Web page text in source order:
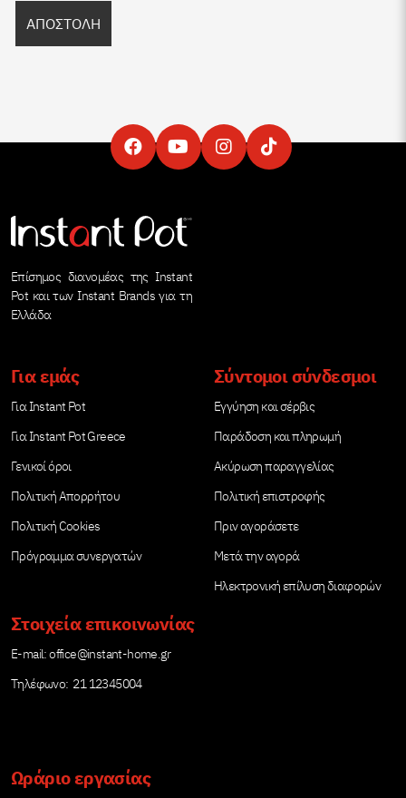
Επίσημος διανομέας της Instant
Pot και των Instant Brands για τη
Ελλάδα
Για εμάς
Για Instant Pot
Για Instant Pot Greece
Γενικοί όροι
Πολιτική Απορρήτου
Πολιτική Cookies
Πρόγραμμα συνεργατών
Σύντομοι σύνδεσμοι
Εγγύηση και σέρβις
Παράδοση και πληρωμή
Ακύρωση παραγγελίας
Πολιτική επιστροφής
Πριν αγοράσετε
Μετά την αγορά
Ηλεκτρονική επίλυση διαφορών
Στοιχεία επικοινωνίας
Е-mail:office@instant-home.gr
Τηλέφωνο: 21 12345004
Ωράριο εργασίας